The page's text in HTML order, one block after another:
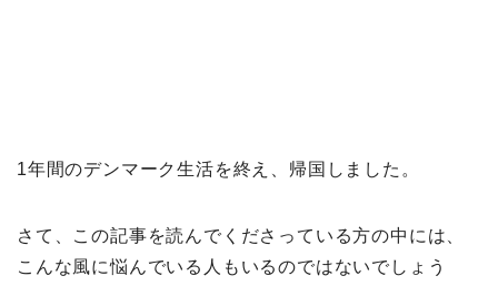
1年間のデンマーク生活を終え、帰国しました。
さて、この記事を読んでくださっている方の中には、
こんな風に悩んでいる人もいるのではないでしょう